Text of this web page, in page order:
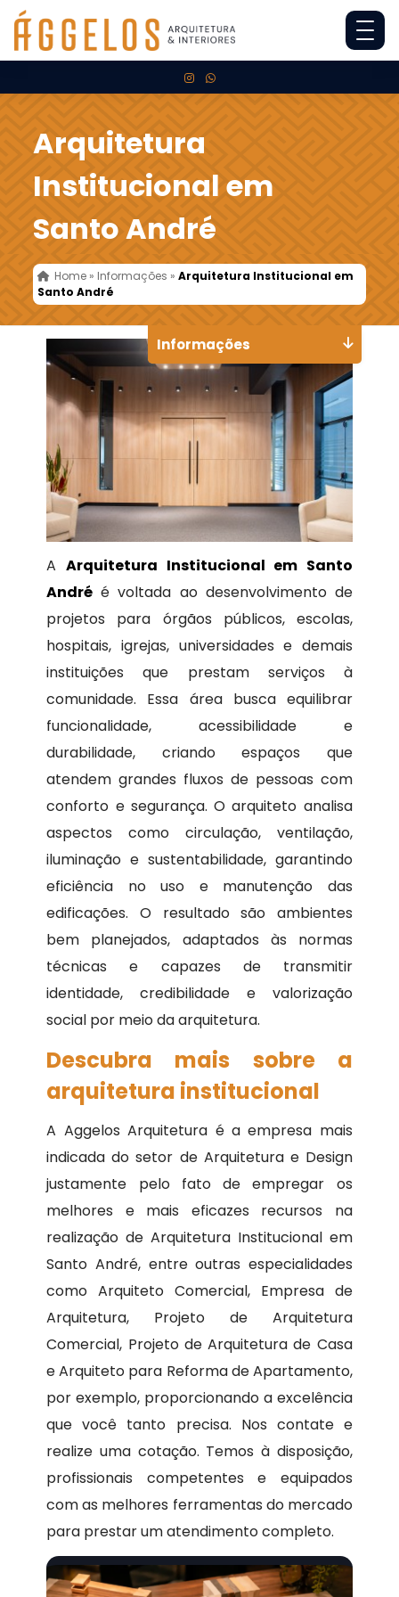
Arquitetura
Institucional em
Santo André
Home » Informações »Arquitetura Institucional em
Santo André
A Arquitetura Institucional em Santo
André é voltada ao desenvolvimento de
projetos para órgãos públicos, escolas,
hospitais, igrejas, universidades e demais
instituições que prestam serviços à
comunidade. Essa área busca equilibrar
funcionalidade, acessibilidade e
durabilidade, criando espaços que
atendem grandes fluxos de pessoas com
conforto e segurança. O arquiteto analisa
aspectos como circulação, ventilação,
iluminação e sustentabilidade, garantindo
eficiência no uso e manutenção das
edificações. O resultado são ambientes
bem planejados, adaptados às normas
técnicas e capazes de transmitir
identidade, credibilidade e valorização
social por meio da arquitetura.
Descubra mais sobre a
arquitetura institucional
A Aggelos Arquitetura é a empresa mais
indicada do setor de Arquitetura e Design
justamente pelo fato de empregar os
melhores e mais eficazes recursos na
realização de Arquitetura Institucional em
Santo André, entre outras especialidades
como Arquiteto Comercial, Empresa de
Arquitetura, Projeto de Arquitetura
Comercial, Projeto de Arquitetura de Casa
e Arquiteto para Reforma de Apartamento,
por exemplo, proporcionando a excelência
que você tanto precisa. Nos contate e
realize uma cotação. Temos à disposição,
profissionais competentes e equipados
com as melhores ferramentas do mercado
para prestar um atendimento completo.
Informações